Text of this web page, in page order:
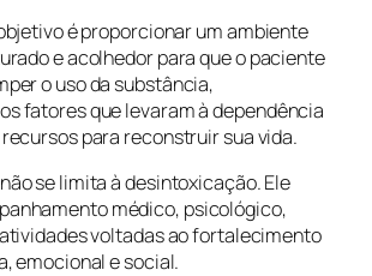
é proporcionar um ambiente
e acolhedor para que o paciente
o uso da substância,
fatores que levaram à dependência
para reconstruir sua vida.
se limita à desintoxicação. Ele
médico, psicológico,
voltadas ao fortalecimento
emocional e social.